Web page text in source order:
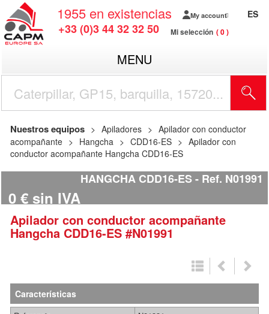
1955 en existencias
+33 (0)3 44 32 32 50
My account
Mi selección 0
ES
MENU
Nuestros equipos Apiladores
Apilador con conductor
acompañante
Hangcha CDD16-ES
Apilador con
conductor acompañante Hangcha CDD16-ES
HANGCHA CDD16-ES Ref. N01991
0 € sin IVA
Apilador con conductor acompañante
Hangcha CDD16-ES #N01991
Características